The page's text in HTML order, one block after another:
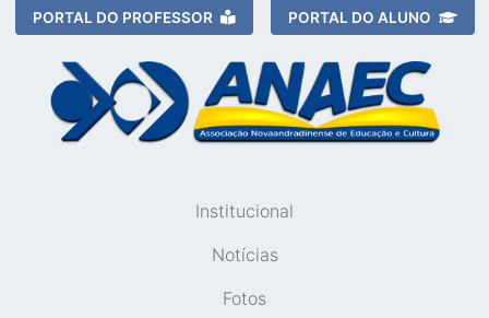
PORTAL DO PROFESSOR PORTAL DO ALUNO
Institucional
Notícias
Fotos